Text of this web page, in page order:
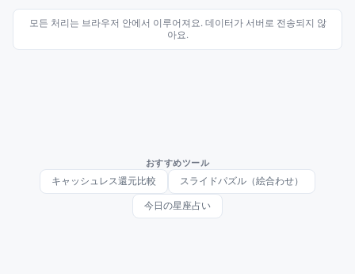
모든 처리는 브라우저 안에서 이루어져요. 데이터가 서버로 전송되지 않
아요.
おすすめツール
キャッシュレス還元比較 スライドパズル（絵合わせ）
今日の星座占い